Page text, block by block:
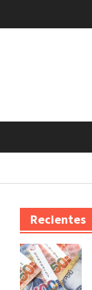
Recientes